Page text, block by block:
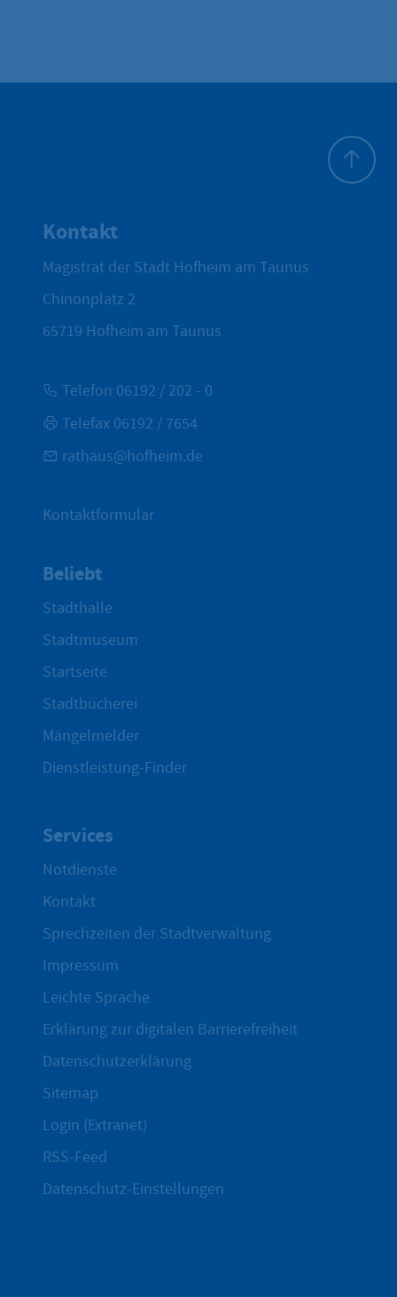
Kontakt
Magistrat der Stadt Hofheim am Taunus
Chinonplatz 2
65719 Hofheim am Taunus
Telefon 06192 / 202 - 0
Telefax 06192 / 7654
rathaus@hofheim.de
Kontaktformular
Beliebt
Stadthalle
Stadtmuseum
Startseite
Stadtbücherei
Mängelmelder
Dienstleistung-Finder
Services
Notdienste
Kontakt
Sprechzeiten der Stadtverwaltung
Impressum
Leichte Sprache
Erklärung zur digitalen Barrierefreiheit
Datenschutzerklärung
Sitemap
Login (Extranet)
RSS-Feed
Datenschutz-Einstellungen